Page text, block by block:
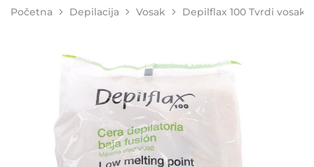
za
kozmetičke
Početna Depilacija Vosak Depilflax 100 Tvrdi vosak